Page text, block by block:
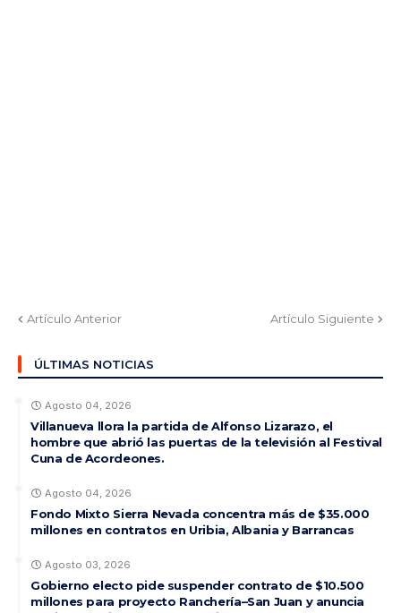
Artículo Anterior Artículo Siguiente
ÚLTIMAS NOTICIAS
Agosto 04, 2026
Villanueva llora la partida de Alfonso Lizarazo, el
hombre que abrió las puertas de la televisión al Festival
Cuna de Acordeones.
Agosto 04, 2026
Fondo Mixto Sierra Nevada concentra más de $35.000
millones en contratos en Uribia, Albania y Barrancas
Agosto 03, 2026
Gobierno electo pide suspender contrato de $10.500
millones para proyecto Ranchería–San Juan y anuncia